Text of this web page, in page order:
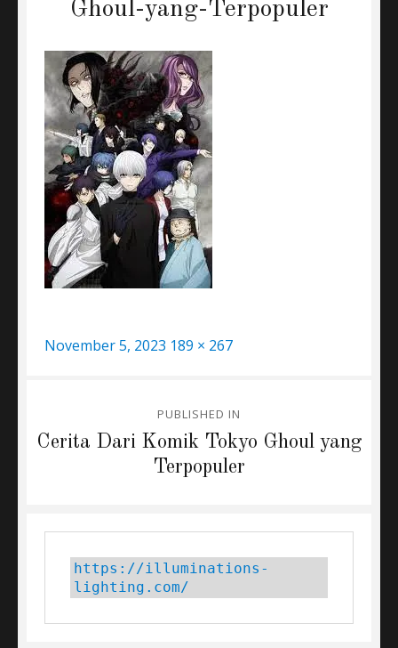
Ghoul-yang-Terpopuler
Posted
November 5, 2023 Full
189 × 267
navigation
PUBLISHED IN
Cerita Dari Komik Tokyo Ghoul yang
Terpopuler
https://illuminations-
lighting.com/